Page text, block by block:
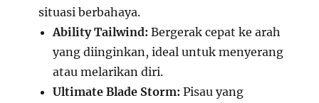
situasi berbahaya.
Ability Tailwind: Bergerak cepat ke arah
yang diinginkan, ideal untuk menyerang
atau melarikan diri.
Ultimate Blade Storm: Pisau yang